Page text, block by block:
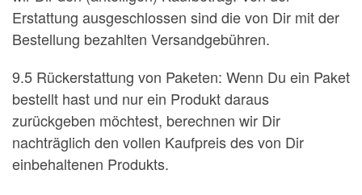
Erstattung ausgeschlossen sind die von Dir mit der
Bestellung bezahlten Versandgebühren.
9.5 Rückerstattung von Paketen: Wenn Du ein Paket
bestellt hast und nur ein Produkt daraus
zurückgeben möchtest, berechnen wir Dir
nachträglich den vollen Kaufpreis des von Dir
einbehaltenen Produkts.